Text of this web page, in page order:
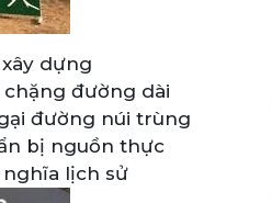
dựng
đường dài
đường núi trùng
bị nguồn thực
lịch sử